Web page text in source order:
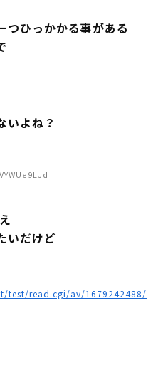
つひっかかる事がある
いよね？
いだけど
test/read.cgi/av/1679242488/